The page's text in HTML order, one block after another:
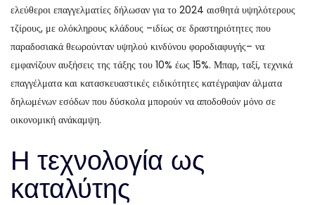
ελεύθεροι επαγγελματίες δήλωσαν για το 2024 αισθητά υψηλότερους
τζίρους, με ολόκληρους κλάδους –ιδίως σε δραστηριότητες που
παραδοσιακά θεωρούνταν υψηλού κινδύνου φοροδιαφυγής– να
εμφανίζουν αυξήσεις της τάξης του 10% έως 15%. Μπαρ, ταξί, τεχνικά
επαγγέλματα και κατασκευαστικές ειδικότητες κατέγραψαν άλματα
δηλωμένων εσόδων που δύσκολα μπορούν να αποδοθούν μόνο σε
οικονομική ανάκαμψη.
Η τεχνολογία ως
καταλύτης